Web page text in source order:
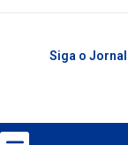
Siga o